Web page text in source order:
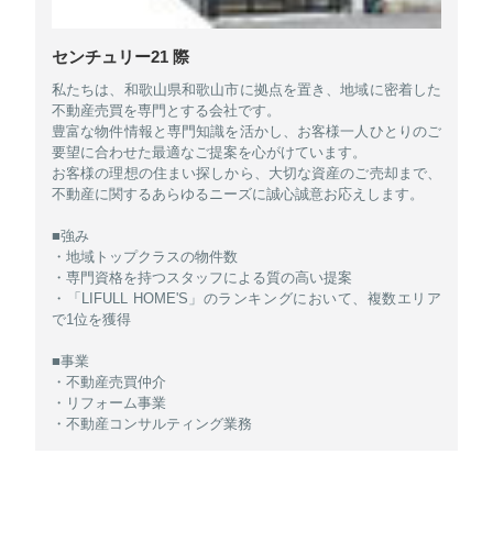
センチュリー21 際
私たちは、和歌山県和歌山市に拠点を置き、地域に密着した
不動産売買を専門とする会社です。
豊富な物件情報と専門知識を活かし、お客様一人ひとりのご
要望に合わせた最適なご提案を心がけています。
お客様の理想の住まい探しから、大切な資産のご売却まで、
不動産に関するあらゆるニーズに誠心誠意お応えします。
■強み
・地域トップクラスの物件数
・専門資格を持つスタッフによる質の高い提案
・「LIFULL HOME'S」のランキングにおいて、複数エリア
で1位を獲得
■事業
・不動産売買仲介
・リフォーム事業
・不動産コンサルティング業務